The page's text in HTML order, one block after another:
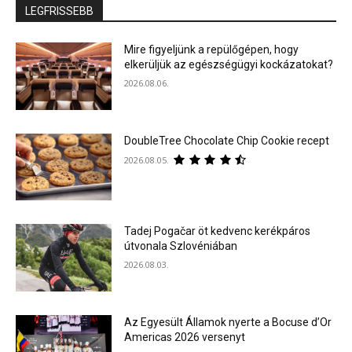
LEGFRISSEBB
Mire figyeljünk a repülőgépen, hogy
elkerüljük az egészségügyi kockázatokat?
2026.08.06.
DoubleTree Chocolate Chip Cookie recept
2026.08.05.
Tadej Pogačar öt kedvenc kerékpáros
útvonala Szlovéniában
2026.08.03.
Az Egyesült Államok nyerte a Bocuse d’Or
Americas 2026 versenyt